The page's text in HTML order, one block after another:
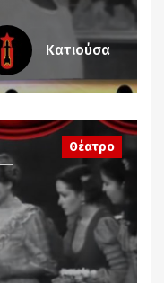
Κατιούσα
Θέατρο